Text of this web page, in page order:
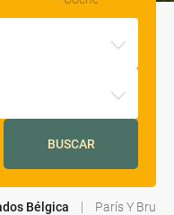
BUSCAR
Bélgica
París Y